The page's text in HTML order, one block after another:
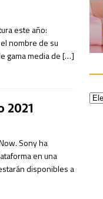
este año:
nombre de su
gama media de[…]
2021
Sony ha
en una
disponibles a